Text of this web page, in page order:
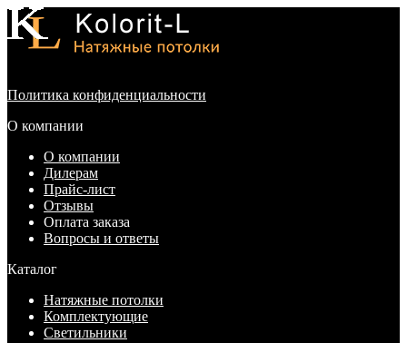
Политика конфиденциальности
О компании
О компании
Дилерам
Прайс-лист
Отзывы
Оплата заказа
Вопросы и ответы
Каталог
Натяжные потолки
Комплектующие
Светильники